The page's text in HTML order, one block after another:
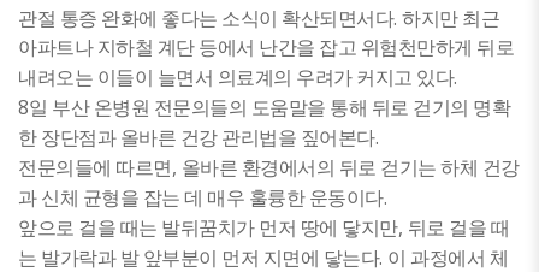
관절 통증 완화에 좋다는 소식이 확산되면서다. 하지만 최근
아파트나 지하철 계단 등에서 난간을 잡고 위험천만하게 뒤로
내려오는 이들이 늘면서 의료계의 우려가 커지고 있다.
8일 부산 온병원 전문의들의 도움말을 통해 뒤로 걷기의 명확
한 장단점과 올바른 건강 관리법을 짚어본다.
전문의들에 따르면 , 올바른 환경에서의 뒤로 걷기는 하체 건강
과 신체 균형을 잡는 데 매우 훌륭한 운동이다.
앞으로 걸을 때는 발뒤꿈치가 먼저 땅에 닿지만, 뒤로 걸을 때
는 발가락과 발 앞부분이 먼저 지면에 닿는다. 이 과정에서 체